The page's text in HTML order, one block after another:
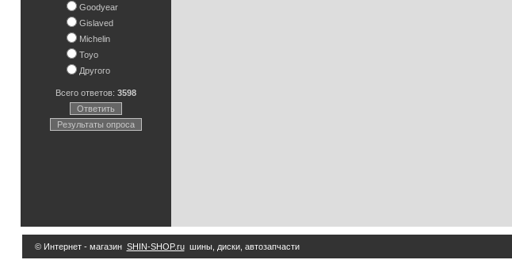
Goodyear
Gislaved
Michelin
Toyo
Другого
Всего ответов: 3598
Ответить
Результаты опроса
© Интернет - магазин SHIN-SHOP.ruшины, диски, автозапчасти